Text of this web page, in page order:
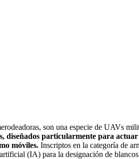
son una especie de UAVs
diseñados particularmente para
móviles. Inscriptos en la categoría de
(IA) para la designación de